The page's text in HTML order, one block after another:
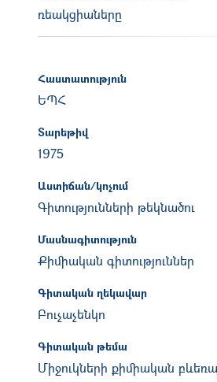
ռեակցիաները
Հաստատություն
ԵՊՀ
Տարեթիվ
1975
Աստիճան/կոչում
Գիտությունների թեկնածու
Մասնագիտություն
Քիմիական գիտություններ
Գիտական ղեկավար
Բուչաչենկո
Գիտական թեմա
Միջուկների քիմիական